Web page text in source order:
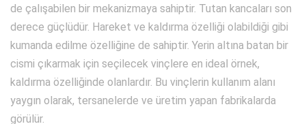
de çalışabilen bir mekanizmaya sahiptir. Tutan kancaları son
derece güçlüdür. Hareket ve kaldırma özelliği olabildiği gibi
kumanda edilme özelliğine de sahiptir. Yerin altına batan bir
cismi çıkarmak için seçilecek vinçlere en ideal örnek,
kaldırma özelliğinde olanlardır. Bu vinçlerin kullanım alanı
yaygın olarak, tersanelerde ve üretim yapan fabrikalarda
görülür.